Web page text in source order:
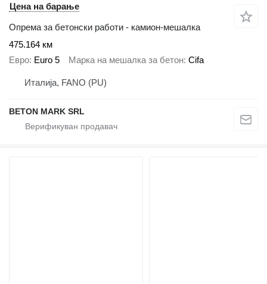
Цена на барање
Опрема за бетонски работи - камион-мешалка
475.164 км
Евро Euro 5 Марка на мешалка за бетон Cifa
Италија, FANO (PU)
BETON MARK SRL